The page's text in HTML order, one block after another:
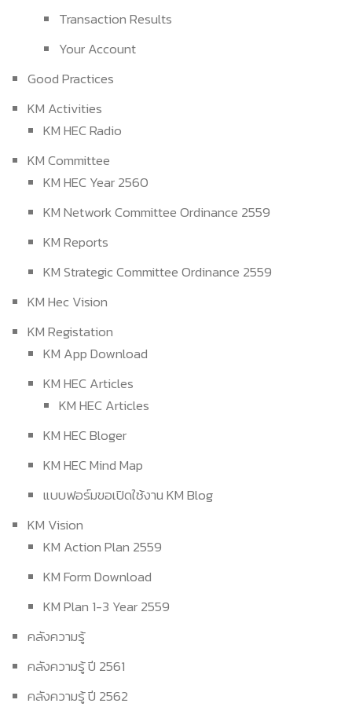
Transaction Results
Your Account
Good Practices
KM Activities
KM HEC Radio
KM Committee
KM HEC Year 2560
KM Network Committee Ordinance 2559
KM Reports
KM Strategic Committee Ordinance 2559
KM Hec Vision
KM Registation
KM App Download
KM HEC Articles
KM HEC Articles
KM HEC Bloger
KM HEC Mind Map
แบบฟอร์มขอเปิดใช้งาน KM Blog
KM Vision
KM Action Plan 2559
KM Form Download
KM Plan 1-3 Year 2559
คลังความรู้
คลังความรู้ ปี 2561
คลังความรู้ ปี 2562